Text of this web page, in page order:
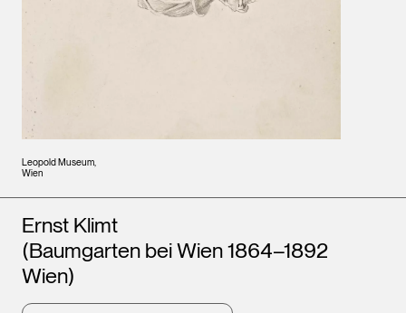
Leopold Museum,
Wien
Künstler*innen
Ernst Klimt
(Baumgarten bei Wien 1864–1892
Wien)